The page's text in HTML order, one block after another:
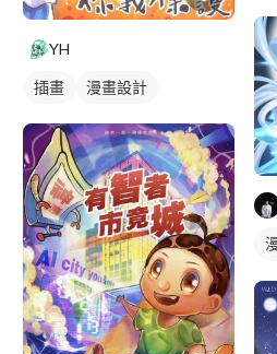
YH
插畫 漫畫設計